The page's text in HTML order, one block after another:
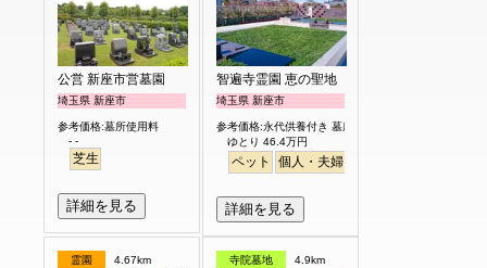
公営 新座市営墓園
埼玉県 新座市
参考価格:墓所使用料
- -
芝生
詳細を見る
智遍寺霊園 恵の聖地
埼玉県 新座市
参考価格:永代供養付き 墓所使用料
ゆとり 46.4万円
ペット 個人・夫婦
詳細を見る
霊園 4.67km 寺院墓地 4.9km